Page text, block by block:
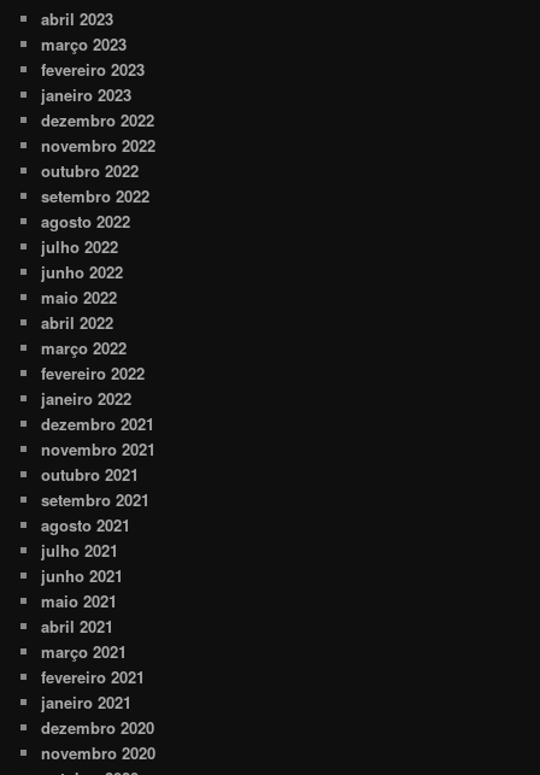
abril 2023
março 2023
fevereiro 2023
janeiro 2023
dezembro 2022
novembro 2022
outubro 2022
setembro 2022
agosto 2022
julho 2022
junho 2022
maio 2022
abril 2022
março 2022
fevereiro 2022
janeiro 2022
dezembro 2021
novembro 2021
outubro 2021
setembro 2021
agosto 2021
julho 2021
junho 2021
maio 2021
abril 2021
março 2021
fevereiro 2021
janeiro 2021
dezembro 2020
novembro 2020